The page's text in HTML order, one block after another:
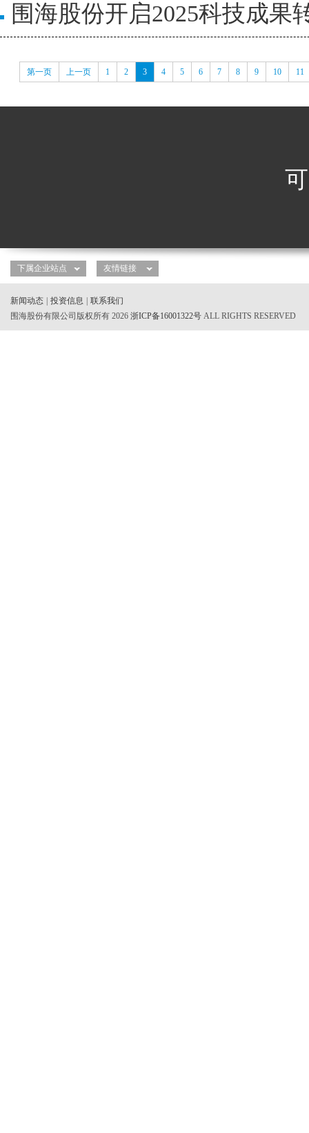
围海股份开启2025科技成果
第一页 上一页 1 2 3 4 5 6 7 8 9 10 11
新闻动态 投资信息
联系我们
围海股份有限公司版权所有 2026 浙ICP备16001322号 ALL RIGHTS RESERVED